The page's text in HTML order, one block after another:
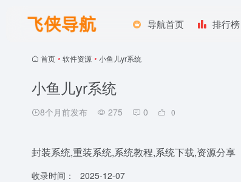
导航首页 排行榜
首页 • 软件资源 • 小鱼儿yr系统
小鱼儿yr系统
8个月前发布 275 0 0
封装系统,重装系统,系统教程,系统下载,资源分享
收录时间：
2025-12-07